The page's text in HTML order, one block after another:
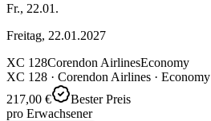
Fr., 22.01.
Freitag, 22.01.2027
XC 128Corendon AirlinesEconomy
XC 128 · Corendon Airlines · Economy
217,00 €
Bester Preis
pro Erwachsener